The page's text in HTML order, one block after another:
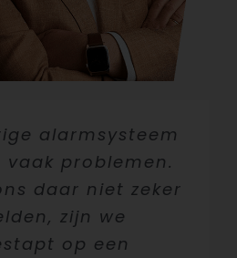
alarmsysteem
vaak problemen.
daar niet zeker
zijn we
op een